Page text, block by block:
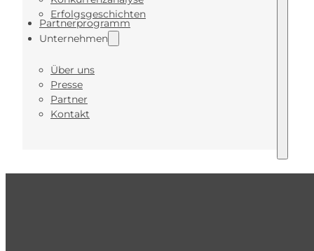
Erfolgsgeschichten
Partnerprogramm
Unternehmen
Über uns
Presse
Partner
Kontakt